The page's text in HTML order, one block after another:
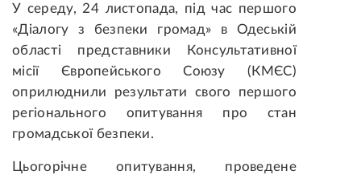
У середу, 24 листопада, під час першого
«Діалогу з безпеки громад» в Одеській
області представники Консультативної
місії Європейського Союзу (КМЄС)
оприлюднили результати свого першого
регіонального опитування про стан
громадської безпеки.
Цьогорічне опитування, проведене